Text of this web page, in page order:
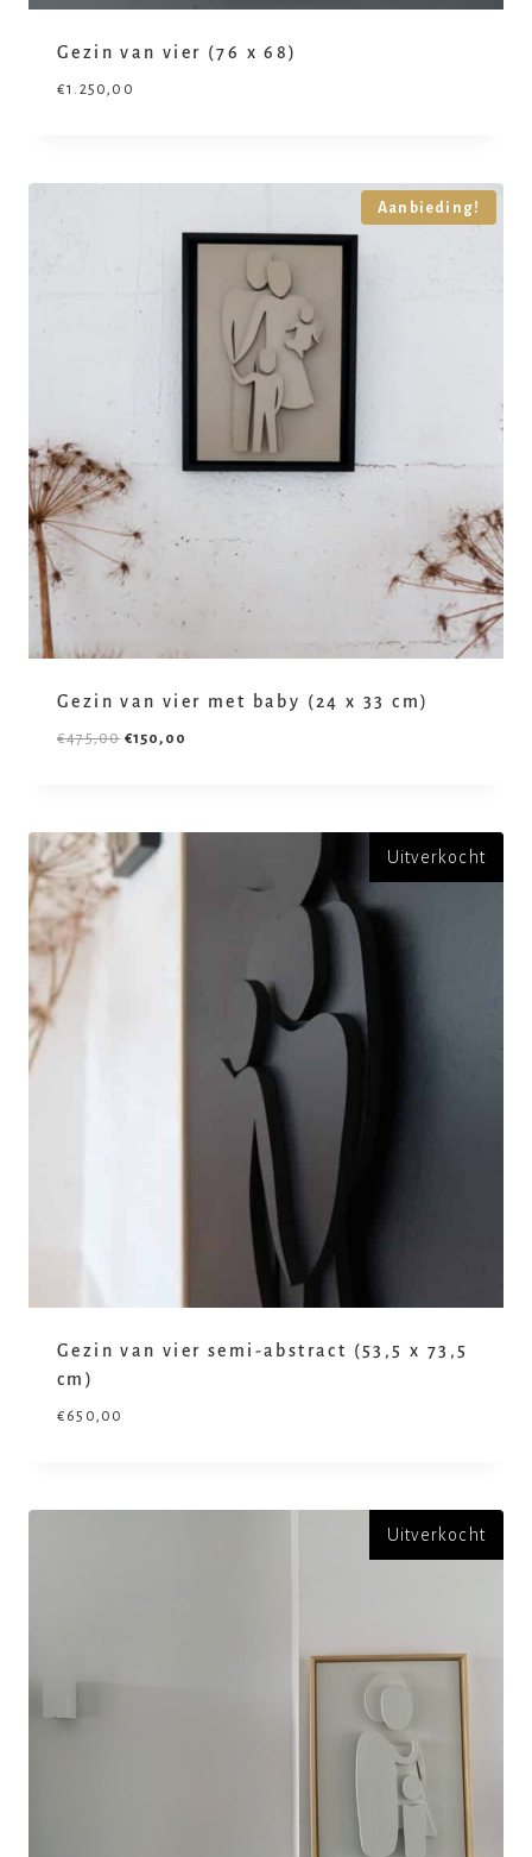
Gezin van vier (76 x 68)
€1.250,00
Aanbieding!
Gezin van vier met baby (24 x 33 cm)
€475,00 €150,00
Uitverkocht
Gezin van vier semi-abstract (53,5 x 73,5
cm)
€ 650,00
Uitverkocht